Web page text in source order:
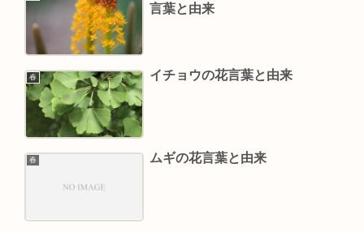
言葉と由来
春 イチョウの花言葉と由来
春 ムギの花言葉と由来